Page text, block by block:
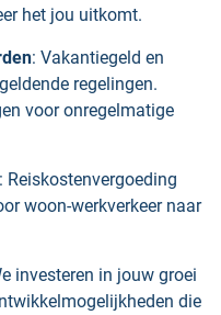
het jou uitkomt.
: Vakantiegeld en
regelingen.
voor onregelmatige
: Reiskostenvergoeding
woon-werkverkeer naar
investeren in jouw groei
die